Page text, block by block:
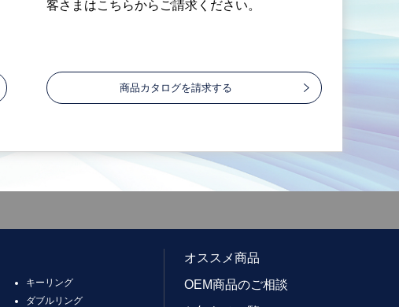
客さまはこちらからご請求ください。
商品カタログを請求する
キーリング
ダブルリング
オススメ商品
OEM商品のご相談